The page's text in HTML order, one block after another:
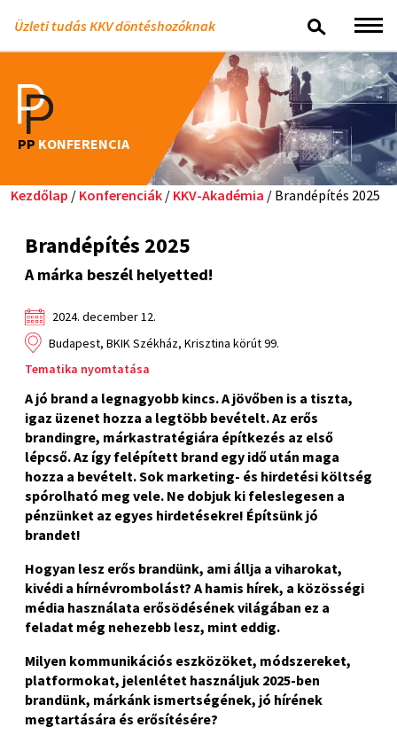
Üzleti tudás KKV döntéshozóknak
PP KONFERENCIA
Kezdőlap / Konferenciák / KKV-Akadémia / Brandépítés 2025
Brandépítés 2025
A márka beszél helyetted!
2024. december 12.
Budapest, BKIK Székház, Krisztina körút 99.
Tematika nyomtatása
A jó brand a legnagyobb kincs. A jövőben is a tiszta,
igaz üzenet hozza a legtöbb bevételt. Az erős
brandingre, márkastratégiára építkezés az első
lépcső. Az így felépített brand egy idő után maga
hozza a bevételt. Sok marketing- és hirdetési költség
spórolható meg vele. Ne dobjuk ki feleslegesen a
pénzünket az egyes hirdetésekre! Építsünk jó
brandet!
Hogyan lesz erős brandünk, ami állja a viharokat,
kivédi a hírnévrombolást? A hamis hírek, a közösségi
média használata erősödésének világában ez a
feladat még nehezebb lesz, mint eddig.
Milyen kommunikációs eszközöket, módszereket,
platformokat, jelenlétet használjuk 2025-ben
brandünk, márkánk ismertségének, jó hírének
megtartására és erősítésére?